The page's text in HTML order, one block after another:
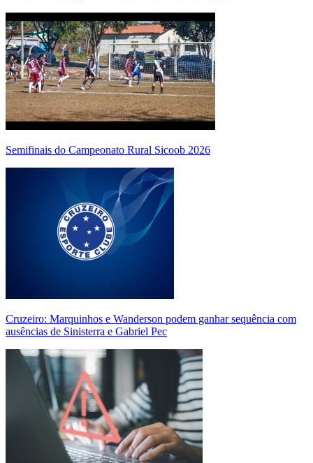
Semifinais do Campeonato Rural Sicoob 2026
Cruzeiro: Marquinhos e Wanderson podem ganhar sequência com
ausências de Sinisterra e Gabriel Pec